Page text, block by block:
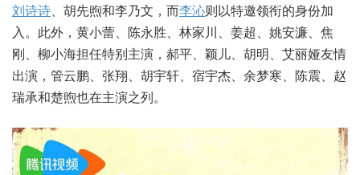
刘诗诗、胡先煦和李乃文，而李沁则以特邀领衔的身份加
入。此外，黄小蕾、陈永胜、林家川、姜超、姚安濂、焦
刚、柳小海担任特别主演，郝平、颖儿、胡明、艾丽娅友情
出演，管云鹏、张翔、胡宇轩、宿宇杰、余梦寒、陈震、赵
瑞承和楚煦也在主演之列。